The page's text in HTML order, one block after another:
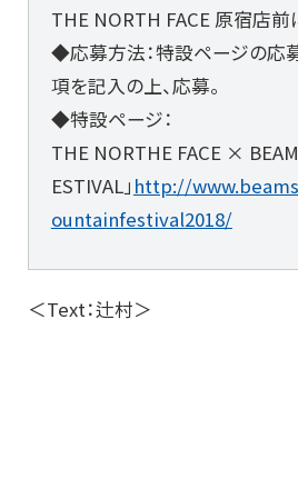
THE NORTH FACE 原宿店前
◆応募方法：特設ページの応
項を記入の上、応募。
◆特設ページ：
THE NORTHE FACE ×
ESTIVAL」 http://
ountainfestival2018/
＜Text：辻村＞